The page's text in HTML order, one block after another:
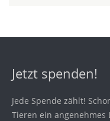
Jetzt spenden!
Jede Spende zählt!
Tieren ein angenehmes